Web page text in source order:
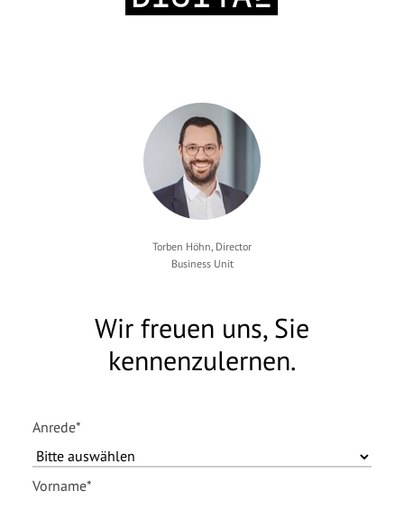
Torben Höhn, Director
Business Unit
Wir freuen uns, Sie
kennenzulernen.
Anrede*
Vorname*